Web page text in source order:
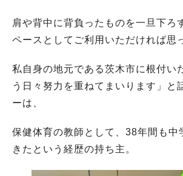
肩や背中に背負ったものを一旦下ろ
ペースとしてご利用いただければ思
私自身の地元である茨木市に根付い
う日々努力を重ねてまいります」と
ーは、
保健体育の教師として、38年間も中
きたという経歴の持ち主。